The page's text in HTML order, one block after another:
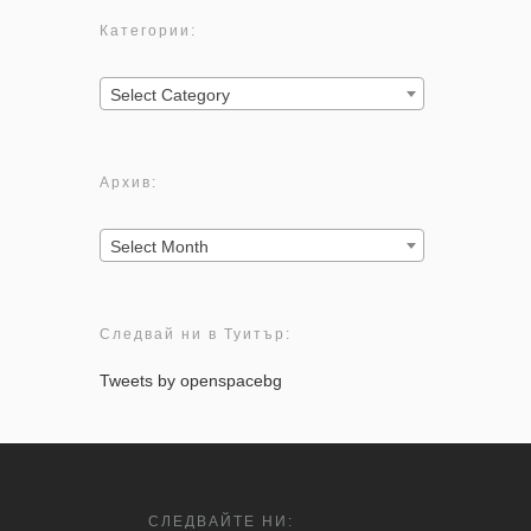
Категории:
Категории:
Select Category
Архив:
Архив:
Select Month
Следвай ни в Туитър:
Tweets by openspacebg
СЛЕДВАЙТЕ НИ: